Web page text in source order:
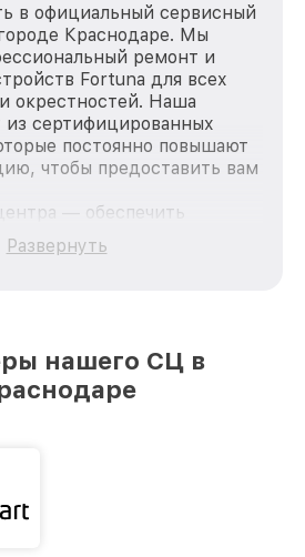
в официальный сервисный
Краснодаре. Мы
ремонт и
Fortuna для всех
окрестностей. Наша
из сертифицированных
постоянно повышают
чтобы предоставить вам
— обеспечить
ремонт для
продукции Fortuna, вне
центром Fortuna в городе
повышая уровень
Развернуть
нашего СЦ в